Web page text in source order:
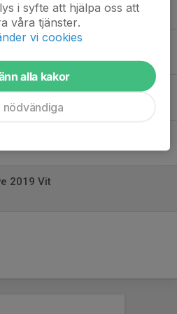
08:20
2019 Vit
i syfte att hjälpa oss att
våra tjänster.
vi cookies
alla kakor
nödvändiga